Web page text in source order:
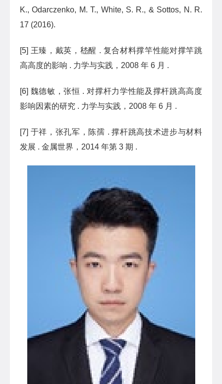
K., Odarczenko, M. T., White, S. R., & Sottos, N. R.
17 (2016).
[5] 王臻，戴英，嵇醒 . 复合材料撑竿性能对撑竿跳
高高度的影响 . 力学与实践，2008 年 6 月 .
[6] 魏德敏，张恒 . 对撑杆力学性能及撑杆跳高高度
影响因素的研究 . 力学与实践，2008 年 6 月 .
[7] 于祥，张孔军，陈孺 . 撑杆跳高技术进步与材料
发展 . 金属世界，2014 年第 3 期 .